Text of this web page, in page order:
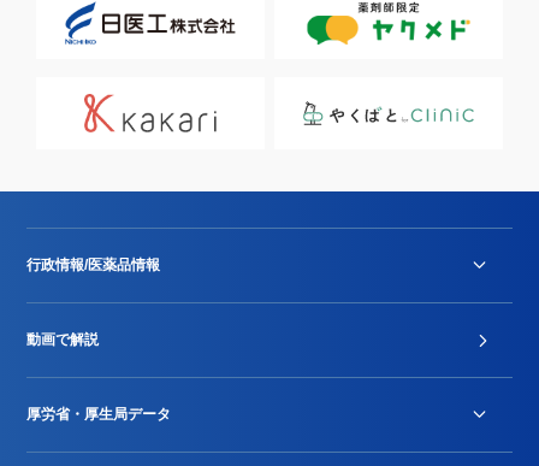
行政情報/医薬品情報
Stu-GEレポート
動画で解説
厚労省・厚生局データ